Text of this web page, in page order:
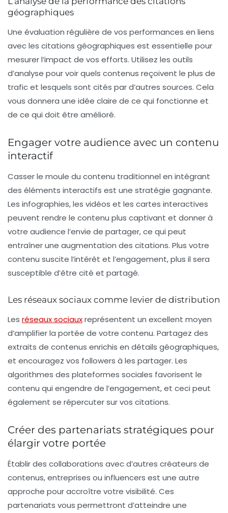
géographiques
Une évaluation régulière de vos performances en liens
avec les citations géographiques est essentielle pour
mesurer l’impact de vos efforts. Utilisez les outils
d’analyse pour voir quels contenus reçoivent le plus de
trafic et lesquels sont cités par d’autres sources. Cela
vous donnera une idée claire de ce qui fonctionne et
de ce qui doit être amélioré.
Engager votre audience avec un contenu
interactif
Casser le moule du contenu traditionnel en intégrant
des éléments interactifs est une stratégie gagnante.
Les infographies, les vidéos et les cartes interactives
peuvent rendre le contenu plus captivant et donner à
votre audience l’envie de partager, ce qui peut
entraîner une augmentation des citations. Plus votre
contenu suscite l’intérêt et l’engagement, plus il sera
susceptible d’être cité et partagé.
Les réseaux sociaux comme levier de distribution
Les réseaux sociauxreprésentent un excellent moyen
d’amplifier la portée de votre contenu. Partagez des
extraits de contenus enrichis en détails géographiques,
et encouragez vos followers à les partager. Les
algorithmes des plateformes sociales favorisent le
contenu qui engendre de l’engagement, et ceci peut
également se répercuter sur vos citations.
Créer des partenariats stratégiques pour
élargir votre portée
Établir des collaborations avec d’autres créateurs de
contenus, entreprises ou influencers est une autre
approche pour accroître votre visibilité. Ces
partenariats vous permettront d’atteindre une